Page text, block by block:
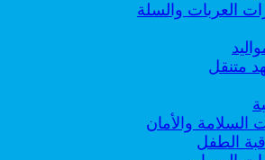
العربات والسلة
متنقل
السلامة والأمان
الطفل